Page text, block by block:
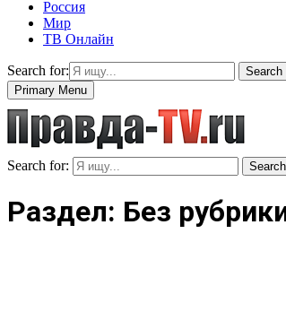
Россия
Мир
ТВ Онлайн
Search for:
Search
Primary Menu
Search for: Search
Раздел: Без